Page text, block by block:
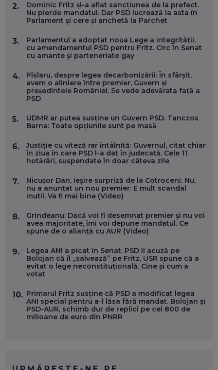
MARIUS PAȘCULEA, COFONDATOR AL KULTH: CUM
FOLOSEȘTI TEHNOLOGIA CA SĂ ÎȚI DESCHIZI DRUMUL
CĂTRE ARTĂ, LA NIVEL GLOBAL
ANDREI AVĂDANEI, BIT SENTINEL: CUM ÎȚI PROTEJEZI
CARIERĂ DE „HACKER CU PERMIS”
EP. 56
ÎNVAȚĂ AEO ȘI GEO!
EP. 55
OLIVIU MATEI, HOLISUN: SOFTWARE DE LA CLUJ PENTRU
WASHINGTON, OCHELARI INTELIGENȚI ȘI FERME
EP. 54
PROCESE, DAR CE FACEM CÂND PICĂ BAZA DE DATE, LA
INSTITUȚIILE STATULUI?
EP. 53
VOICU OPREAN (AROBS): CUM CONSTRUIEȘTI O COMPANIE
GLOBALĂ, FĂRĂ SĂ PIERZI LEGĂTURA CU COMUNITATEA
TA LOCALĂ - ȘI CE SĂ DAI ÎNAPOI
ROBERT GRAUR, FOMO: SPEAKERUL PE SCENĂ, INVITATUL
ÎN SALĂ, DAR ÎNVĂȚĂM UNII DE LA CEILALȚI. VIN JASON
DERULO, STEVEN BARTLETT ȘI ALȚI PESTE 60 DE
ANTREPRENORI
2.
Dominic Fritz și-a aflat sancțiunea de la prefect.
Nu pierde mandatul. Dar PSD lucrează la asta în
Parlament și cere și anchetă la Parchet
3.
Parlamentul a adoptat noua Lege a integrității,
cu amendamentul PSD pentru Fritz. Circ în Senat
cu amante și parteneriate gay
4.
Pîslaru, despre legea decarbonizării: În sfârșit,
avem o aliniere între premier, Guvern și
președintele României. Se vede adevărata față a
PSD
5.
UDMR ar putea susține un Guvern PSD. Tanczos
Barna: Toate opțiunile sunt pe masă
6.
Justiție cu viteză rar întâlnită: Guvernul, citat chiar
în ziua în care PSD l-a dat în judecată. Cele 11
hotărâri, suspendate în doar câteva zile
7.
Nicușor Dan, ieșire surpriză de la Cotroceni. Nu,
nu a anunțat un nou premier: E mult scandal
inutil. Va fi mai bine (Video)
8.
Grindeanu: Dacă voi fi desemnat premier și nu voi
avea majoritate, îmi voi depune mandatul. Ce
spune de o alianță cu AUR (Video)
9.
Legea ANI a picat în Senat. PSD îl acuză pe
Bolojan că îl „salvează” pe Fritz, USR spune că a
evitat o lege neconstituțională. Cine și cum a
votat
10. Primarul Fritz susține că PSD a modificat legea
ANI special pentru a-l lăsa fără mandat. Bolojan și
PSD-AUR, schimb dur de replici pe cei 800 de
milioane de euro din PNRR